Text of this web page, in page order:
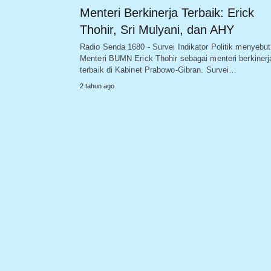
Menteri Berkinerja Terbaik: Erick
Thohir, Sri Mulyani, dan AHY
Radio Senda 1680 - Survei Indikator Politik
Menteri BUMN Erick Thohir sebagai menteri
terbaik di Kabinet Prabowo-Gibran. Survei…
2 tahun ago